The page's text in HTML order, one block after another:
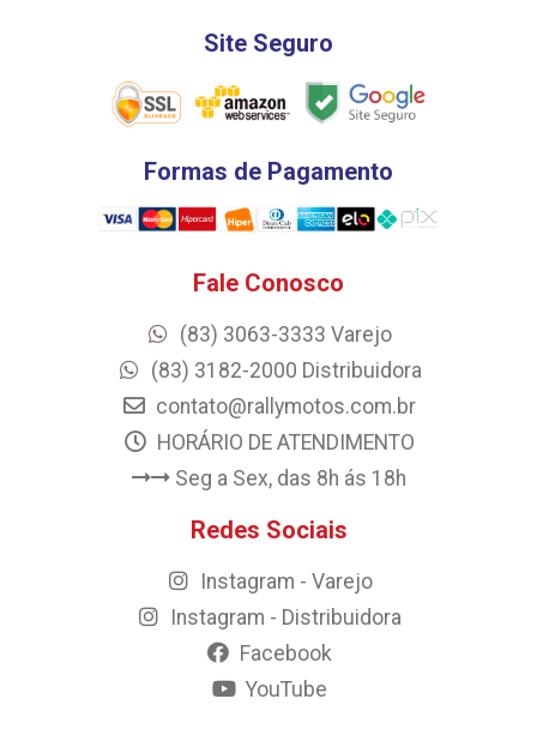
Site Seguro
Formas de Pagamento
Fale Conosco
(83) 3063-3333 Varejo
(83) 3182-2000 Distribuidora
contato@rallymotos.com.br
HORÁRIO DE ATENDIMENTO
Seg a Sex, das 8h ás 18h
Redes Sociais
Instagram - Varejo
Instagram - Distribuidora
Facebook
YouTube